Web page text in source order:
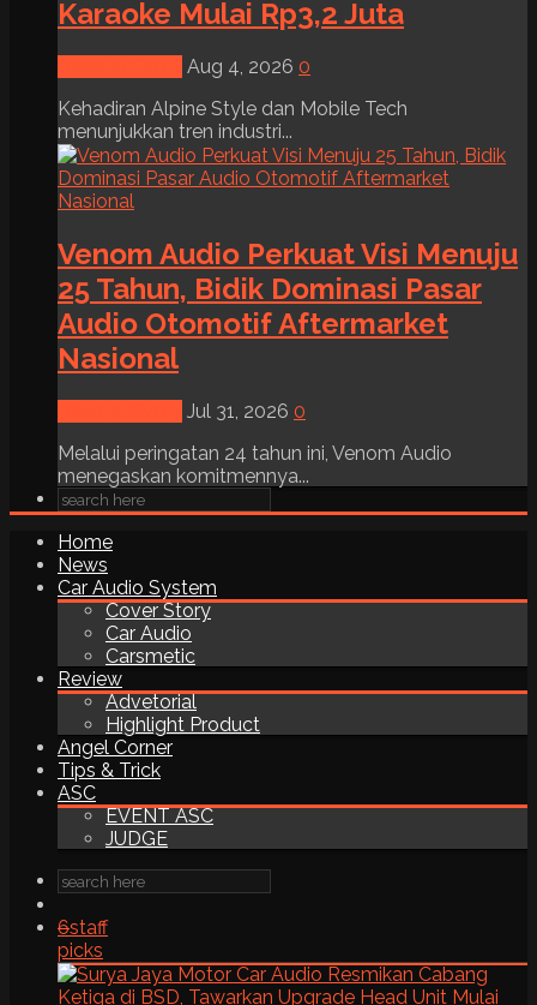
Karaoke Mulai Rp3,2 Juta
Aug 4, 2026 0
Kehadiran Alpine Style dan Mobile Tech
menunjukkan tren industri...
Venom Audio Perkuat Visi Menuju
25 Tahun, Bidik Dominasi Pasar
Audio Otomotif Aftermarket
Nasional
Jul 31, 2026 0
Melalui peringatan 24 tahun ini, Venom Audio
menegaskan komitmennya...
Home
News
Car Audio System
Cover Story
Car Audio
Carsmetic
Review
Advetorial
Highlight Product
Angel Corner
Tips & Trick
ASC
EVENT ASC
JUDGE
6staff
picks